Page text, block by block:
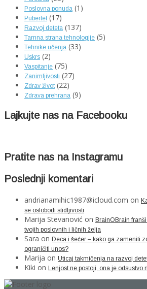
Poslovna ponuda (1)
Pubertet(17)
Razvoj deteta (137)
Tamna strana tehnologije (5)
Tehnike učenja (33)
Uskrs (2)
Vaspitanje (75)
Zanimljivosti (27)
Zdrav život(22)
Zdrava prehrana (9)
Lajkujte nas na Facebooku
Pratite nas na Instagramu
Poslednji komentari
andrianamihic1987@icloud.com on
se oslobodi stidljivosti
Marija Stevanović on BrainOBrain
tvojih poslovnih i ličnih želja
Sara on Deca i šećer – kako ga zameniti
ograničiti unos?
Marija on Uticaj takmičenja na razvoj
Kiki on Lenjost ne postoji, ona je odsustvo